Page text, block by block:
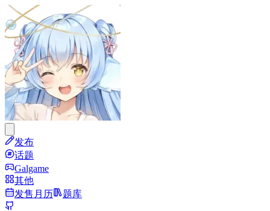
发布
话题
Galgame
其他
发售月历
题库